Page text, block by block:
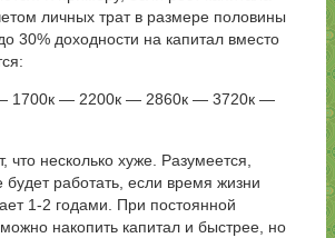
личных трат в размере половины
30% доходности на капитал вместо
1700к — 2200к — 2860к — 3720к —
что несколько хуже. Разумеется,
работать, если время жизни
1-2 годами. При постоянной
накопить капитал и быстрее, но